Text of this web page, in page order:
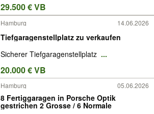
29.500 € VB
Hamburg 14.06.2026
Tiefgaragenstellplatz zu verkaufen
Sicherer Tiefgaragenstellplatz ...
20.000 € VB
Hamburg 05.06.2026
8 Fertiggaragen in Porsche Optik
gestrichen 2 Grosse / 6 Normale